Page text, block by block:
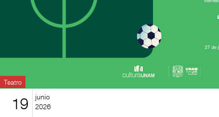
DOCUMENTOS
Mensual
Puntos
Teatro
19
junio
2026